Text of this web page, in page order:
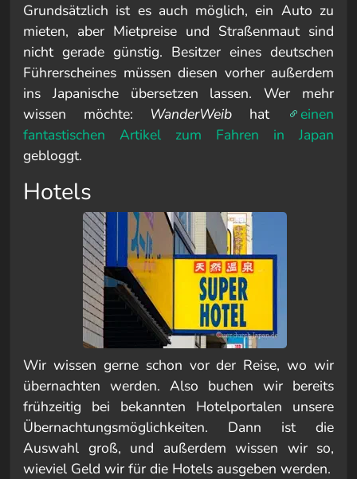
Grundsätzlich ist es auch möglich, ein Auto zu
mieten, aber Mietpreise und Straßenmaut sind
nicht gerade günstig. Besitzer eines deutschen
Führerscheines müssen diesen vorher außerdem
ins Japanische übersetzen lassen. Wer mehr
wissen möchte: WanderWeib hat
einen
fantastischen Artikel zum Fahren in Japan
gebloggt.
Hotels
Wir wissen gerne schon vor der Reise, wo wir
übernachten werden. Also buchen wir bereits
frühzeitig bei bekannten Hotelportalen unsere
Übernachtungsmöglichkeiten. Dann ist die
Auswahl groß, und außerdem wissen wir so,
wieviel Geld wir für die Hotels ausgeben werden.